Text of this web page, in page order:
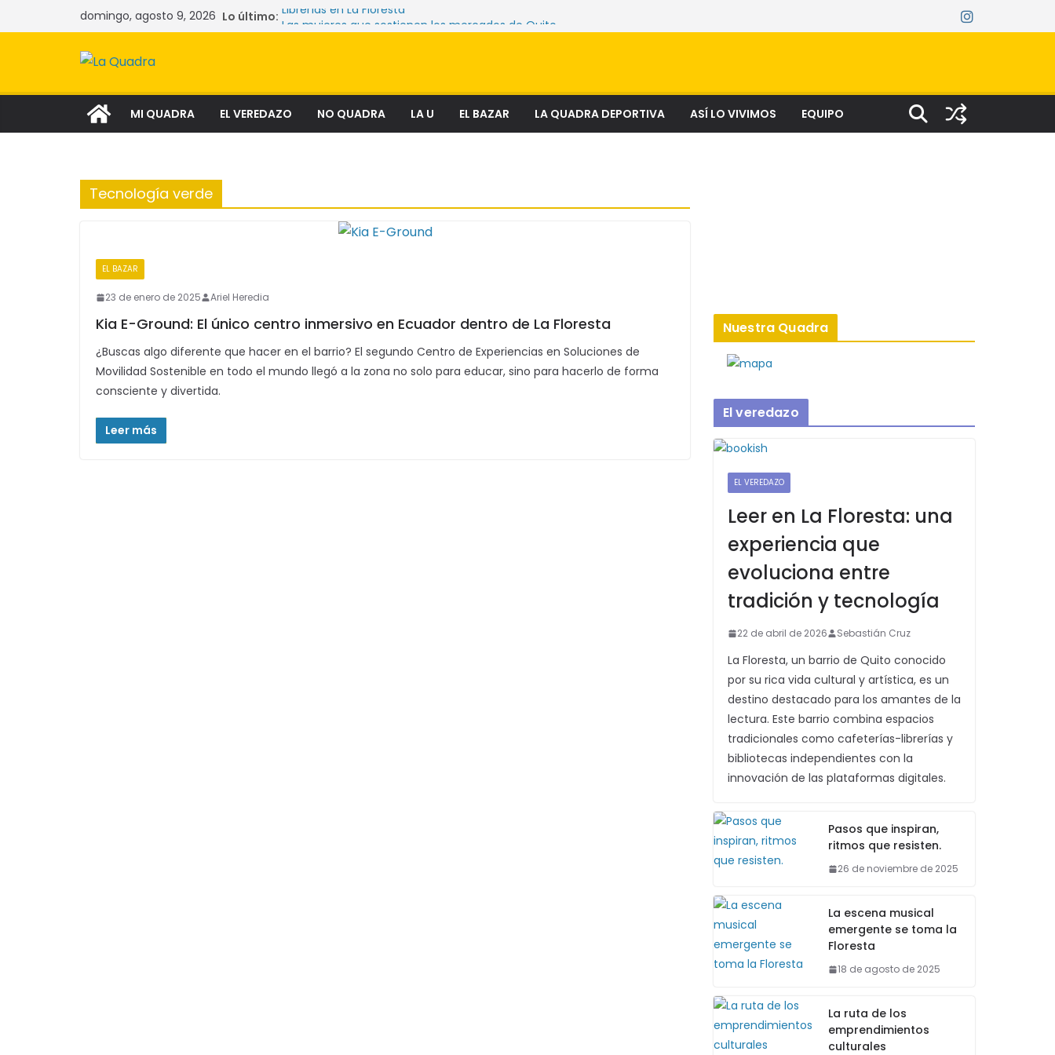
al
domingo, agosto 9, 2026 Lo último: Librerías en La Floresta
Las mujeres que sostienen los mercados de Quito
aspiración social
Tecnología y lectura
MI QUADRA EL VEREDAZO NO QUADRA LA U EL BAZAR LA QUADRA DEPORTIVA ASÍ LO VIVIMOS EQUIPO
Tecnología verde
EL BAZAR
23 de enero de 2025 Ariel Heredia
Kia E-Ground: El único centro inmersivo en Ecuador dentro de La Floresta
¿Buscas algo diferente que hacer en el barrio? El segundo Centro de Experiencias en Soluciones de
Movilidad Sostenible en todo el mundo llegó a la zona no solo para educar, sino para hacerlo de forma
consciente y divertida.
Leer más
Nuestra Quadra
El veredazo
EL VEREDAZO
Leer en La Floresta: una
experiencia que
evoluciona entre
tradición y tecnología
22 de abril de 2026 Sebastián Cruz
La Floresta, un barrio de Quito conocido
por su rica vida cultural y artística, es un
destino destacado para los amantes de la
lectura. Este barrio combina espacios
tradicionales como cafeterías-librerías y
bibliotecas independientes con la
innovación de las plataformas digitales.
Pasos que inspiran,
ritmos que resisten.
26 de noviembre de 2025
La escena musical
emergente se toma la
Floresta
18 de agosto de 2025
La ruta de los
emprendimientos
culturales